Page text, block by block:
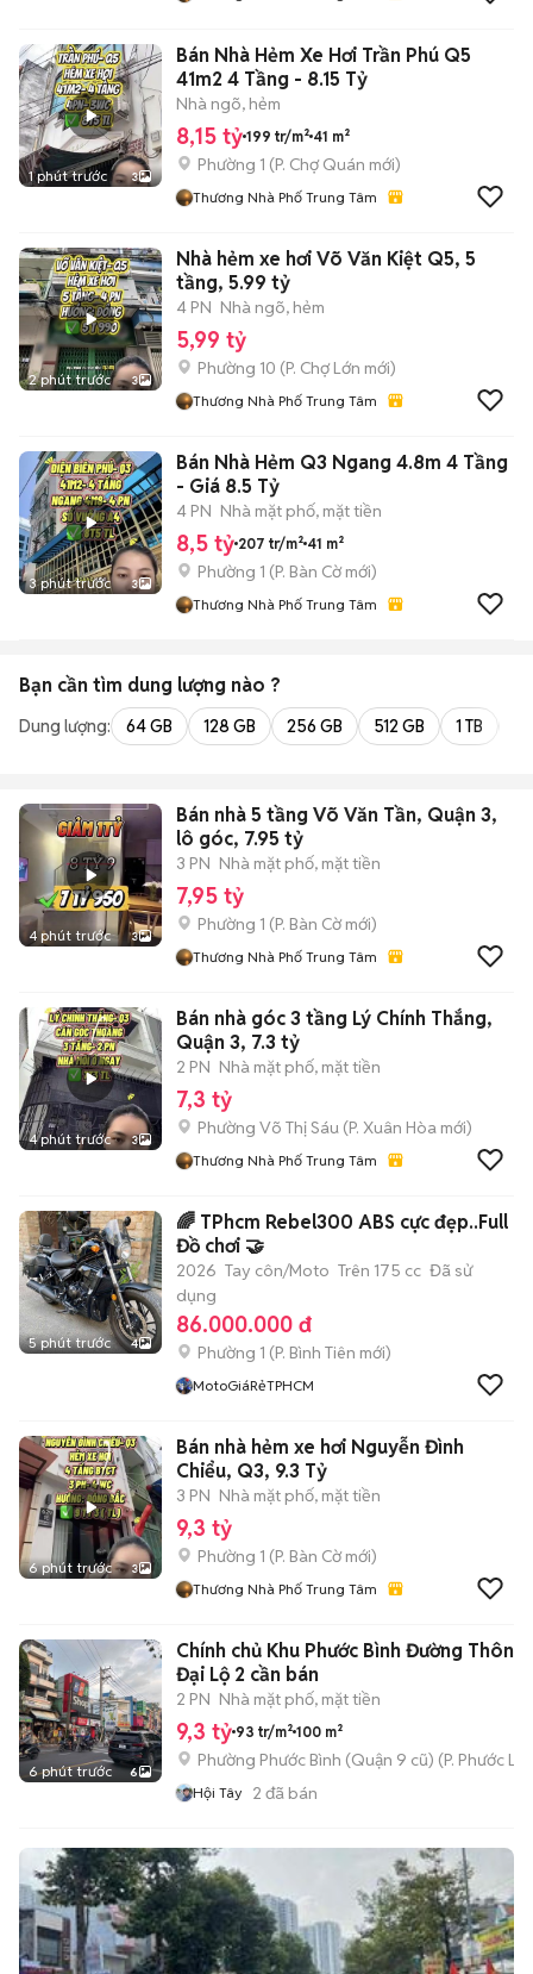
1 phút trước 3
Bán Nhà Hẻm Xe Hơi Trần Phú Q5
41m2 4 Tầng - 8.15 Tỷ
Nhà ngõ, hẻm
8,15 tỷ 199 tr/m² 41 m²
Phường 1 (P. Chợ Quán mới)
Thương Nhà Phố Trung Tâm
2 phút trước 3
Nhà hẻm xe hơi Võ Văn Kiệt Q5, 5
tầng, 5.99 tỷ
4 PN Nhà ngõ, hẻm
5,99 tỷ
Phường 10 (P. Chợ Lớn mới)
Thương Nhà Phố Trung Tâm
3 phút trước 3
Bán Nhà Hẻm Q3 Ngang 4.8m 4 Tầng
- Giá 8.5 Tỷ
4 PN Nhà mặt phố, mặt tiền
8,5 tỷ 207 tr/m² 41 m²
Phường 1 (P. Bàn Cờmới)
Thương Nhà Phố Trung Tâm
Bạn cần tìm dung lượng nào ?
Dung lượng: 64 GB 128 GB 256 GB 512 GB 1 TB
4 phút trước 3
Bán nhà 5 tầng Võ Văn Tần, Quận 3,
lô góc, 7.95 tỷ
3 PN Nhà mặt phố, mặt tiền
7,95 tỷ
Phường 1 (P. Bàn Cờmới)
Thương Nhà Phố Trung Tâm
4 phút trước 3
Bán nhà góc 3 tầng Lý Chính Thắng,
Quận 3, 7.3 tỷ
2 PN Nhà mặt phố, mặt tiền
7,3 tỷ
Phường Võ Thị Sáu (P. Xuân Hòa mới)
Thương Nhà Phố Trung Tâm
5 phút trước 4
🌈 TPhcm Rebel300 ABS cực đẹp..Full
Đồ chơi 🤝
2026 Tay côn/Moto Trên 175 cc Đã sử
dụng
86.000.000 đ
Phường 1 (P. Bình Tiên mới)
MotoGiáRẻTPHCM
6 phút trước 3
Bán nhà hẻm xe hơi Nguyễn Đình
Chiểu, Q3, 9.3 Tỷ
3 PN Nhà mặt phố, mặt tiền
9,3 tỷ
Phường 1 (P. Bàn Cờmới)
Thương Nhà Phố Trung Tâm
6 phút trước 6
Chính chủ Khu Phước Bình Đường Thông cạnh
Đại Lộ 2 cần bán
2 PN Nhà mặt phố, mặt tiền
9,3 tỷ 93 tr/m² 100 m²
Phường Phước Bình (Quận 9 cũ) (P. Phước
Hội Tây 2 đã bán